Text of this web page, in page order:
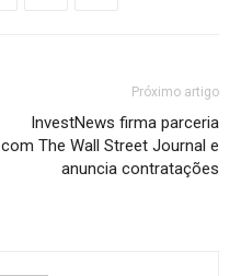
Próximo artigo
InvestNews firma parceria
com The Wall Street Journal e
anuncia contratações